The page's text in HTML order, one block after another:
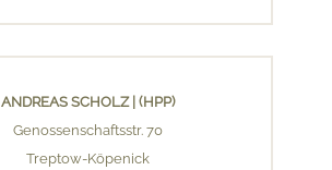
ANDREAS SCHOLZ | (HPP)
Genossenschaftsstr. 70
Treptow-Köpenick